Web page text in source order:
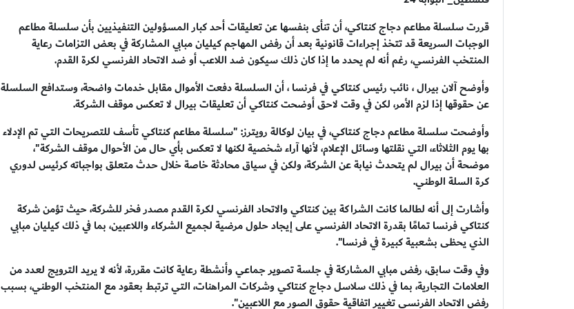
قررت سلسلة مطاعم دجاج كنتاكي، أن تنأى بنفسها عن تعليقات أحد كبار المسؤولين التنفيذيين بأن سلسلة مطاعم
الوجبات السريعة قد تتخذ إجراءات قانونية بعد أن رفض المهاجم كيليان مبابي المشاركة في بعض التزامات رعاية
المنتخب الفرنسي، رغم أنه لم يحدد ما إذا كان ذلك سيكون ضد اللاعب أو ضد الاتحاد الفرنسي لكرة القدم.
وأوضح آلان بيرال ، نائب رئيس كنتاكي في فرنسا ، أن السلسلة دفعت الأموال مقابل خدمات واضحة، وستدافع السلسلة
عن حقوقها إذا لزم الأمر، لكن في وقت لاحق أوضحت كنتاكي أن تعليقات بيرال لا تعكس موقف الشركة.
وأوضحت سلسلة مطاعم دجاج كنتاكي، في بيان لوكالة رويترز: "سلسلة مطاعم كنتاكي تأسف للتصريحات التي تم الإدلاء
بها يوم الثلاثاء، التي نقلتها وسائل الإعلام، لأنها آراء شخصية لكنها لا تعكس بأي حال من الأحوال موقف الشركة"،
موضحة أن بيرال لم يتحدث نيابة عن الشركة، ولكن في سياق محادثة خاصة خلال حدث متعلق بواجباته كرئيس لدوري
كرة السلة الوطني.
وأشارت إلى أنه لطالما كانت الشراكة بين كنتاكي والاتحاد الفرنسي لكرة القدم مصدر فخر للشركة، حيث تؤمن شركة
كنتاكي فرنسا تمامًا بقدرة الاتحاد الفرنسي على إيجاد حلول مرضية لجميع الشركاء واللاعبين، بما في ذلك كيليان مبابي
الذي يحظى بشعبية كبيرة في فرنسا".
وفي وقت سابق، رفض مبابي المشاركة في جلسة تصوير جماعي وأنشطة رعاية كانت مقررة، لأنه لا يريد الترويج لعدد من
العلامات التجارية، بما في ذلك سلاسل دجاج كنتاكي وشركات المراهنات، التي ترتبط بعقود مع المنتخب الوطني، بسبب
رفض الاتحاد الفرنسي تغيير اتفاقية حقوق الصور مع اللاعبين".